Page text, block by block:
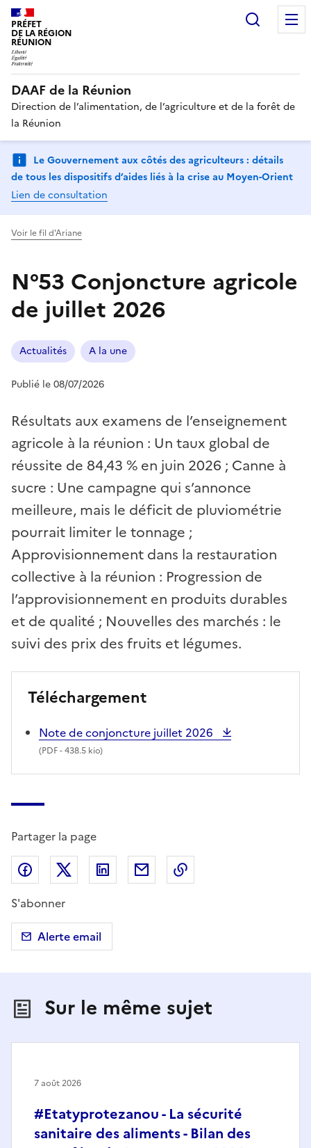
PRÉFET
DE LA RÉGION
RÉUNION
DAAF de la Réunion
Direction de l’alimentation, de l’agriculture et de la forêt de
la Réunion
Le Gouvernement aux côtés des agriculteurs : détails
de tous les dispositifs d’aides liés à la crise au Moyen-Orient
Lien de consultation
Voir le fil d'Ariane
N°53 Conjoncture agricole
de juillet 2026
Actualités A la une
Publié le 08/07/2026
Résultats aux examens de l’enseignement
agricole à la réunion : Un taux global de
réussite de 84,43 % en juin 2026 ; Canne à
sucre : Une campagne qui s’annonce
meilleure, mais le déficit de pluviométrie
pourrait limiter le tonnage ;
Approvisionnement dans la restauration
collective à la réunion : Progression de
l’approvisionnement en produits durables
et de qualité ; Nouvelles des marchés : le
suivi des prix des fruits et légumes.
Téléchargement
Note de conjoncture juillet 2026
(PDF- 438.5 kio)
Partager la page
Partager sur Facebook
Partager sur X (anciennement Twitter)
Partager sur LinkedIn
Partager par email
S'abonner
Alerte email
Sur le même sujet
#Etatyprotezanou - La sécurité
sanitaire des aliments - Bilan des
7 août 2026